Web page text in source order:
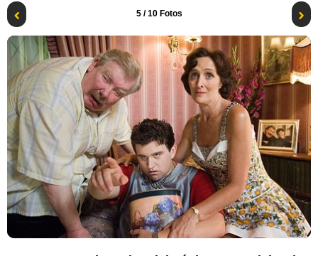
5/ 10 Fotos